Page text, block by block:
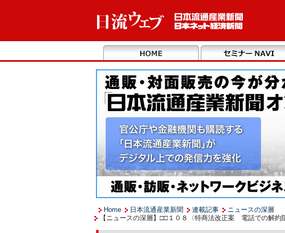
Home 日本流通産業新聞 連載記事
ニュースの深層
【ニュースの深層】□□１０８〈特商法改正案 電話での解